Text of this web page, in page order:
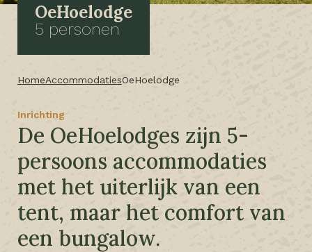
OeHoelodge
5 personen
HomeAccommodatiesOeHoelodge
Inrichting
De OeHoelodges zijn 5-
persoons accommodaties
met het uiterlijk van een
tent, maar het comfort van
een bungalow.